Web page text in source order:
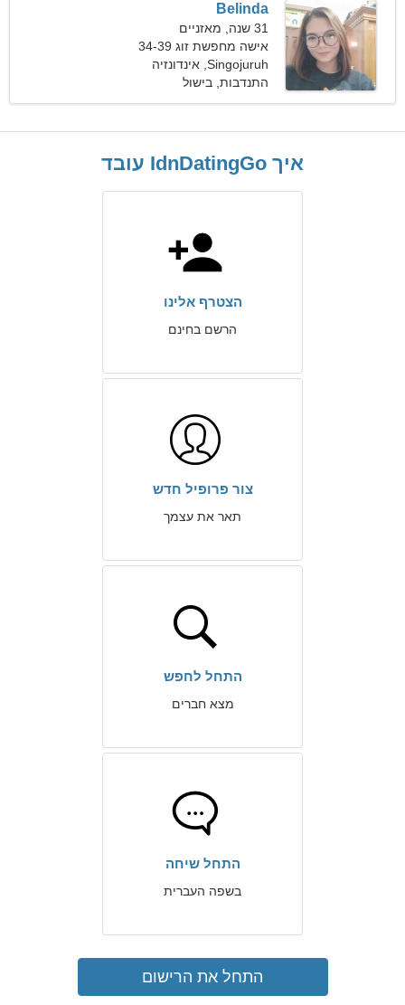
Belinda
31 שנה, מאזניים
אישה מחפשת זוג 34-39
Singojuruh, אינדונזיה
התנדבות, בישול
איך IdnDatingGo עובד
הצטרף אלינו
הרשם בחינם
צור פרופיל חדש
תאר את עצמך
התחל לחפש
מצא חברים
התחל שיחה
בשפה העברית
התחל את הרישום